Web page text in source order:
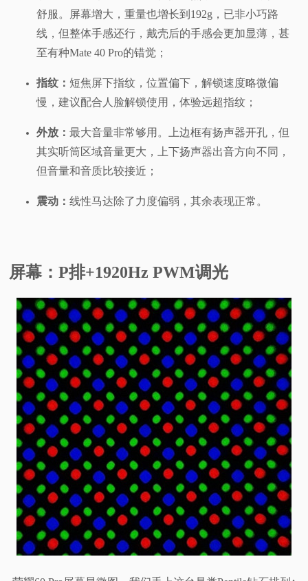
舒服。屏幕增大，重量也增长到192g，已非小巧路
线，但整体手感还行，戴壳后的手感会更加显薄，甚
至有种Mate 40 Pro的错觉；
指纹：短焦屏下指纹，位置偏下，解锁速度略微偏
慢，建议配合人脸解锁使用，体验远超指纹；
外放：最大音量非常够用。上边框有扬声器开孔，但
其实听筒区域音量更大，上下扬声器出音方向不同，
但音量和音质比较接近；
震动：线性马达除了力度偏弱，其余表现正常。
屏幕：P排+1920Hz PWM调光